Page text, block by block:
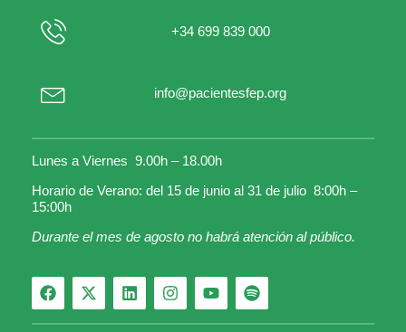
+34 699 839 000
info@pacientesfep.org
Lunes a Viernes 9.00h – 18.00h
Horario de Verano: del 15 de junio al 31 de julio 8:00h –
15:00h
Durante el mes de agosto no habrá atención al público.